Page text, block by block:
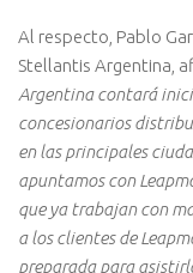
Al respecto, Pablo
Stellantis Argentina,
Argentina contará
concesionarios
en las principales
apuntamos con
que ya trabajan con
a los clientes de
preparada para